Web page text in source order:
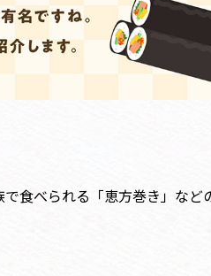
食べられる「恵方巻き」など